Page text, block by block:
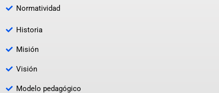
Normatividad
Historia
Misión
Visión
Modelo pedagógico